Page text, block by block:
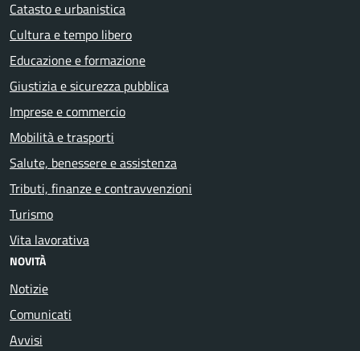
Catasto e urbanistica
Cultura e tempo libero
Educazione e formazione
Giustizia e sicurezza pubblica
Imprese e commercio
Mobilità e trasporti
Salute, benessere e assistenza
Tributi, finanze e contravvenzioni
Turismo
Vita lavorativa
NOVITÀ
Notizie
Comunicati
Avvisi